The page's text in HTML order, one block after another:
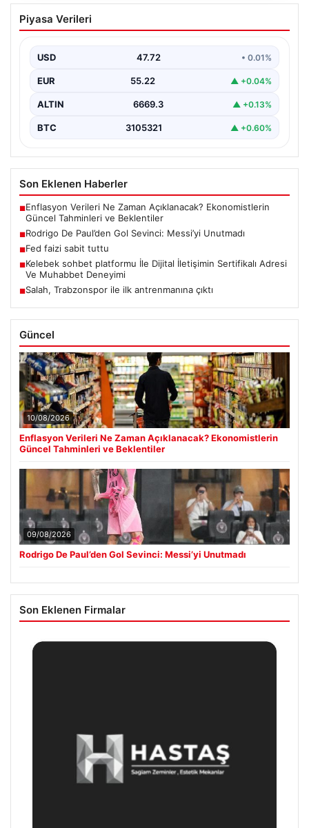
Rodrigo De Paul’den Gol Sevinci:
Messi’yi Unutmadı
golün ardından sergilediği anlamlı hareketle büyük…
Piyasa Verileri
USD 47.72 • 0.01%
EUR 55.22 ▲ +0.04%
ALTIN 6669.3 ▲ +0.13%
BTC 3105321 ▲ +0.60%
Son Eklenen Haberler
■Enflasyon Verileri Ne Zaman Açıklanacak? Ekonomistlerin
Güncel Tahminleri ve Beklentiler
■Rodrigo De Paul’den Gol Sevinci: Messi’yi Unutmadı
■Fed faizi sabit tuttu
■Kelebek sohbet platformu İle Dijital İletişimin Sertifikalı Adresi
Ve Muhabbet Deneyimi
■Salah, Trabzonspor ile ilk antrenmanına çıktı
Güncel
10/08/2026
Enflasyon Verileri Ne Zaman Açıklanacak? Ekonomistlerin
Güncel Tahminleri ve Beklentiler
09/08/2026
Rodrigo De Paul’den Gol Sevinci: Messi’yi Unutmadı
Son Eklenen Firmalar